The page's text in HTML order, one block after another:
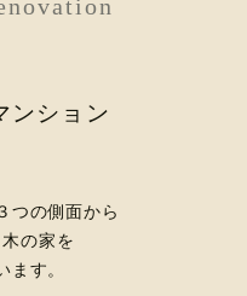
ション
つの側面から
の家を
ます。